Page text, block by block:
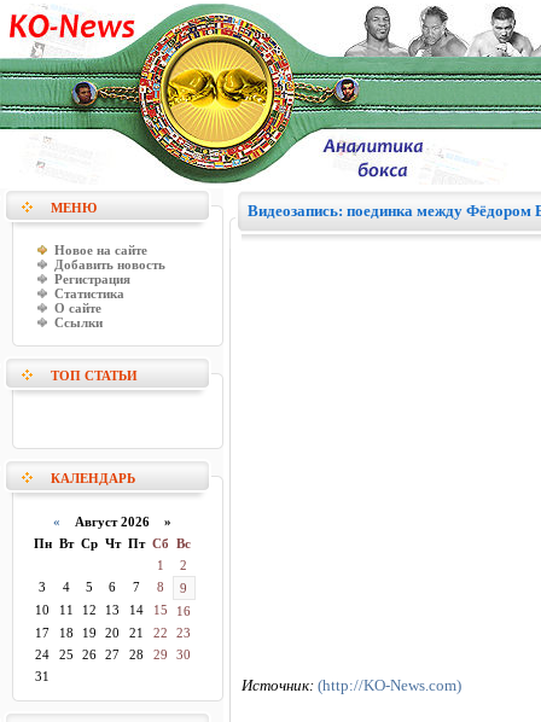
МЕНЮ
Новое на сайте
Добавить новость
Регистрация
Статистика
О сайте
Ссылки
ТОП СТАТЬИ
КАЛЕНДАРЬ
« Август 2026 »
Пн Вт Ср Чт Пт Сб Вс
1
2
3
4 5 6 7 8
9
10
11 12 13 14 15
16
17
18 19 20 21 22
23
24
25 26 27 28 29
30
31
Видеозапись: поединка между
Источник: (http://KO-News.com)